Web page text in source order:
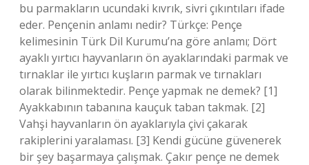
bu parmakların ucundaki kıvrık, sivri çıkıntıları ifade
eder. Pençenin anlamı nedir? Türkçe: Pençe
kelimesinin Türk Dil Kurumu’na göre anlamı; Dört
ayaklı yırtıcı hayvanların ön ayaklarındaki parmak ve
tırnaklar ile yırtıcı kuşların parmak ve tırnakları
olarak bilinmektedir. Pençe yapmak ne demek? [1]
Ayakkabının tabanına kauçuk taban takmak. [2]
Vahşi hayvanların ön ayaklarıyla çivi çakarak
rakiplerini yaralaması. [3] Kendi gücüne güvenerek
bir şey başarmaya çalışmak. Çakır pençe ne demek